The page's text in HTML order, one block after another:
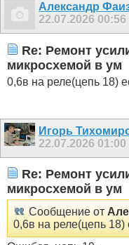
Александр
22.07.2026 00:56
Re: Ремонт
микросхемой в ум
0,6в на реле(цепь 18)
Игорь
22.07.2026 01:00
Re: Ремонт
микросхемой в ум
Сообщение от
0,6в на реле(цепь 18)